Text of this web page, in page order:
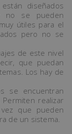
diseñados
no se pueden
útiles para el
pero no se
de este nivel
que puedan
Los hay de
se encuentran
realizar
que pueden
de un sistema.